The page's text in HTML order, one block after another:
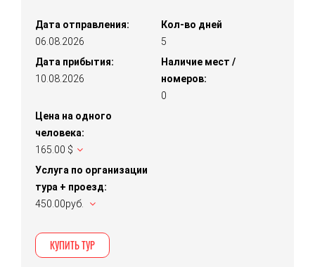
Дата отправления:
06.08.2026
Кол-во дней
5
Дата прибытия:
10.08.2026
Наличие мест /
номеров:
0
Цена на одного
человека:
165.00 $
Услуга по организации
тура + проезд:
450.00руб.
КУПИТЬ ТУР